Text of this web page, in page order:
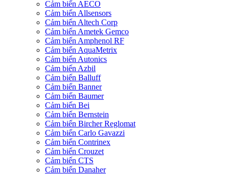
Cảm biến AECO
Cảm biến Allsensors
Cảm biến Altech Corp
Cảm biến Ametek Gemco
Cảm biến Amphenol RF
Cảm biến AquaMetrix
Cảm biến Autonics
Cảm biến Azbil
Cảm biến Balluff
Cảm biến Banner
Cảm biến Baumer
Cảm biến Bei
Cảm biến Bernstein
Cảm biến Bircher Reglomat
Cảm biến Carlo Gavazzi
Cảm biến Contrinex
Cảm biến Crouzet
Cảm biến CTS
Cảm biến Danaher